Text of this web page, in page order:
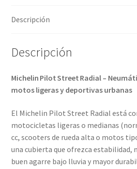
cantidad
Descripción
Descripción
Michelin Pilot Street Radial –
motos ligeras y deportivas urbanas
El Michelin Pilot Street Radial está
motocicletas ligeras o medianas
cc, scooters de rueda alta o motos
una cubierta que ofrezca estabilidad,
buen agarre bajo lluvia y mayor